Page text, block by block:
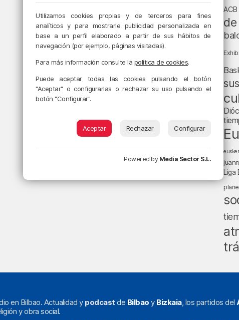
ACB
en Bilbao. Actualidad y podcast de Bilbao y Bizkaia, los partidos del
y obra social.
Utilizamos cookies propias y de terceros para fines
analíticos y para mostrarle publicidad personalizada en
base a un perfil elaborado a partir de sus hábitos de
navegación (por ejemplo, páginas visitadas).
Para más información consulte la política de cookies.
Puede aceptar todas las cookies pulsando el botón
"Aceptar" o configurarlas o rechazar su uso pulsando el
botón "Configurar".
Aceptar Rechazar Configurar
Powered by Media Sector S.L.